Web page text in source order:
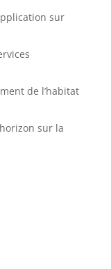
sur
de l’habitat
sur la